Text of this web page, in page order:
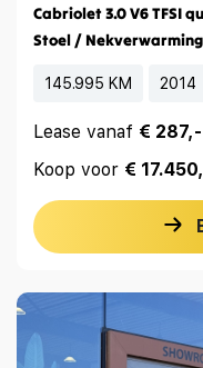
Cabriolet 3.0 V6 TFSI
Stoel /
145.995 KM 2014
Lease vanaf € 287,-
Koop voor €